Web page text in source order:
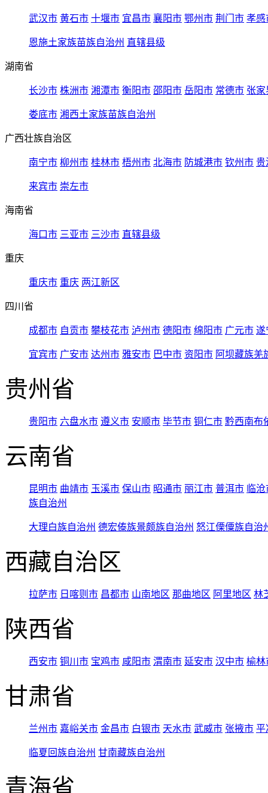
武汉市 黄石市 十堰市 宜昌市 襄阳市 鄂州市 荆门市 孝感
恩施土家族苗族自治州 直辖县级
湖南省
长沙市 株洲市 湘潭市 衡阳市 邵阳市 岳阳市 常德市 张家
娄底市 湘西土家族苗族自治州
广西壮族自治区
南宁市 柳州市 桂林市 梧州市 北海市 防城港市 钦州市 贵
来宾市 崇左市
海南省
海口市 三亚市 三沙市 直辖县级
重庆
重庆市 重庆 两江新区
四川省
成都市 自贡市 攀枝花市 泸州市 德阳市 绵阳市 广元市 遂
宜宾市 广安市 达州市 雅安市 巴中市 资阳市 阿坝藏族羌
贵州省
贵阳市 六盘水市 遵义市 安顺市 毕节市 铜仁市 黔西南布
云南省
昆明市 曲靖市 玉溪市 保山市 昭通市 丽江市 普洱市 临
族自治州
大理白族自治州 德宏傣族景颇族自治州 怒江傈僳族自治
西藏自治区
拉萨市 日喀则市 昌都市 山南地区 那曲地区 阿里地区 林
陕西省
西安市 铜川市 宝鸡市 咸阳市 渭南市 延安市 汉中市 榆林
甘肃省
兰州市 嘉峪关市 金昌市 白银市 天水市 武威市 张掖市 平
临夏回族自治州 甘南藏族自治州
青海省